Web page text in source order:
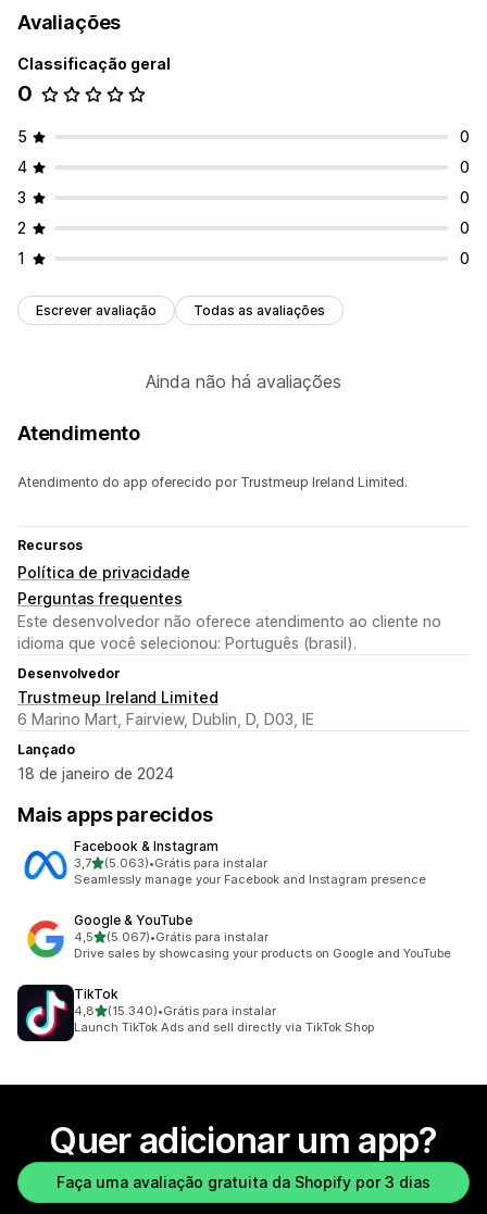
Avaliações
Classificação geral
0
5
0
4
0
3
0
2
0
1
0
Escrever avaliação Todas as avaliações
Ainda não há avaliações
Atendimento
Atendimento do app oferecido por Trustmeup Ireland Limited.
Recursos
Política de privacidade
Perguntas frequentes
Este desenvolvedor não oferece atendimento ao cliente no
idioma que você selecionou: Português (brasil).
Desenvolvedor
Trustmeup Ireland Limited
6 Marino Mart, Fairview, Dublin, D, D03, IE
Lançado
18 de janeiro de 2024
Mais apps parecidos
Facebook & Instagram
3,7de 5 estrelas
(5.063)
5063 avaliações ao todo
•Grátis para instalar
Seamlessly manage your Facebook and Instagram presence
Google & YouTube
4,5de 5 estrelas
(5.067)
5067 avaliações ao todo
•Grátis para instalar
Drive sales by showcasing your products on Google and YouTube
TikTok
4,8de 5 estrelas
(15.340)
15340 avaliações ao todo
•Grátis para instalar
Launch TikTok Ads and sell directly via TikTok Shop
Quer adicionar um app?
Faça uma avaliação gratuita da Shopify por 3 dias